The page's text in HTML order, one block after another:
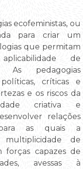
ecofeministas, ou
para criar um
que permitam
de
As pedagogias
críticas e
e os riscos da
criativa e
relações
para as quais a
de
forças capazes de
avessas à